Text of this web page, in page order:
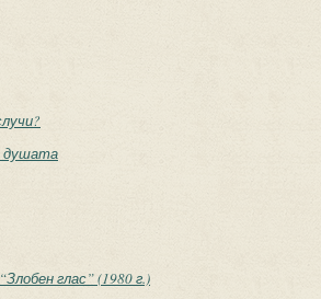
душата
глас” (1980 г.)